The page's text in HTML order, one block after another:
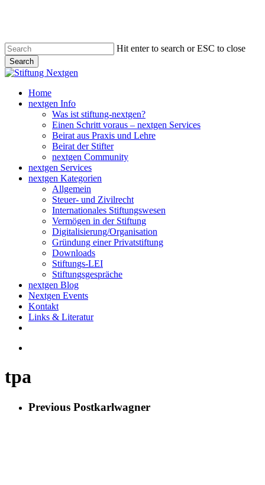
content
Hit enter to search or ESC to close
Search
Close
search
Menu
Home
nextgen Info
Was ist stiftung-nextgen?
Einen Schritt voraus – nextgen Services
Beirat aus Praxis und Lehre
Beirat der Stifter
nextgen Community
nextgen Services
nextgen Kategorien
Allgemein
Steuer- und Zivilrecht
Internationales Stiftungswesen
Vermögen in der Stiftung
Digitalisierung/Organisation
Gründung einer Privatstiftung
Downloads
Stiftungs-LEI
Stiftungsgespräche
nextgen Blog
Nextgen Events
Kontakt
Links & Literatur
tpa
Previous Postkarlwagner